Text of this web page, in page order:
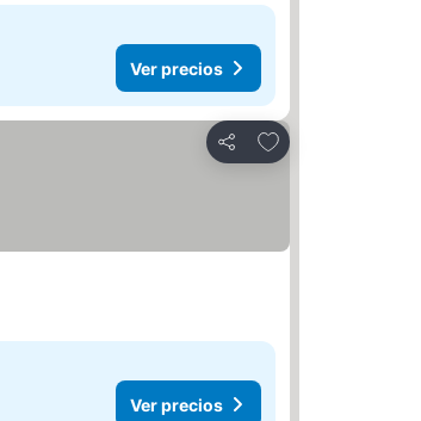
Ver precios
Compartir
Agregar a favoritos
Ver precios